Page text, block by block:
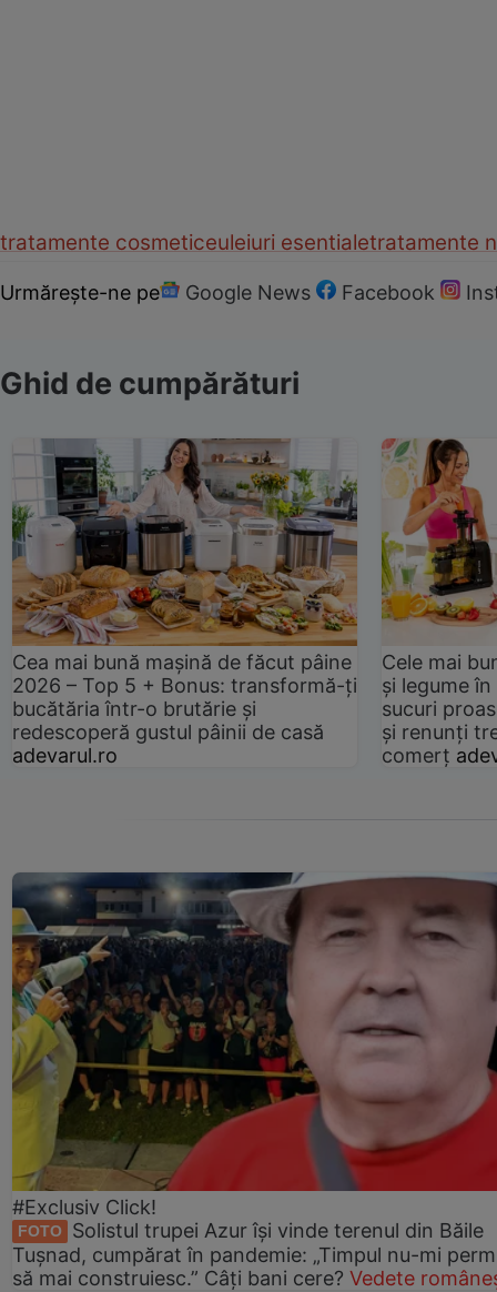
tratamente cosmeticeuleiuri esentialetratamente
Urmărește-ne pe Google News Facebook
Ghid de cumpărături
Cea mai bună mașină de făcut pâine
2026 – Top 5 + Bonus: transformă-ți
bucătăria într-o brutărie și
redescoperă gustul pâinii de casă
adevarul.ro
Cele mai
și legume
sucuri
și renunți
comerț
#Exclusiv Click!
FOTO
Solistul trupei Azur își vinde terenul din Băile
Tușnad, cumpărat în pandemie: „Timpul nu-mi
să mai construiesc.” Câți bani cere? Vedete